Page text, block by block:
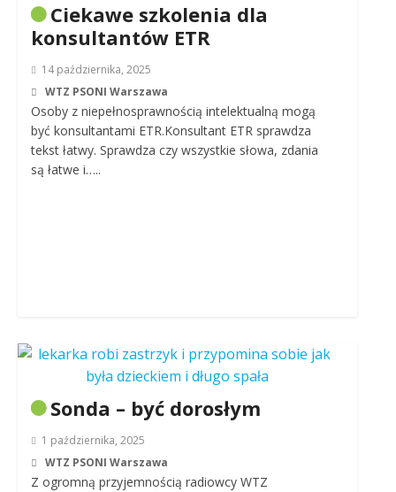
Ciekawe szkolenia dla
konsultantów ETR
14 października, 2025
WTZ PSONI Warszawa
Osoby z niepełnosprawnością intelektualną mogą
być konsultantami ETR.Konsultant ETR sprawdza
tekst łatwy. Sprawdza czy wszystkie słowa, zdania
są łatwe i…..
Sonda – być dorosłym
1 października, 2025
WTZ PSONI Warszawa
Z ogromną przyjemnością radiowcy WTZ